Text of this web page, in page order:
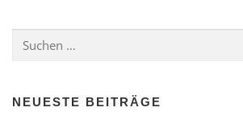
nach:
NEUESTE BEITRÄGE